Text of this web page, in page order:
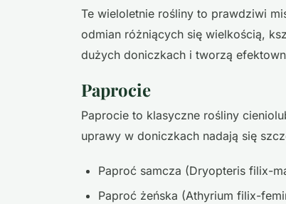
Te wieloletnie rośliny to prawdziwi
odmian różniących się wielkością,
dużych doniczkach i tworzą
Paprocie
Paprocie to klasyczne rośliny
uprawy w doniczkach nadają się
Paproć samcza (Dryopteris filix-
Paproć żeńska (Athyrium filix-